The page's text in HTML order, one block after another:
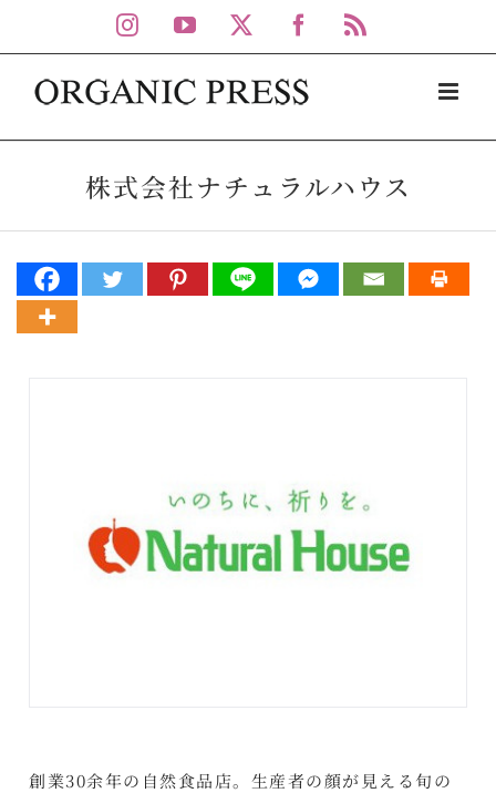
to
content
Instagram
YouTube Facebook
株式会社ナチュラルハウス
創業30余年の自然食品店。生産者の顔が見える旬の